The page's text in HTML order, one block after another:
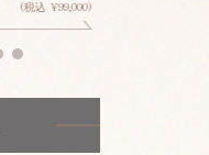
(税込 ¥99,000)